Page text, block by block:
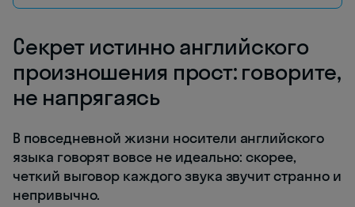
Секрет истинно английского
произношения прост: говорите,
не напрягаясь
В повседневной жизни носители английского
языка говорят вовсе не идеально: скорее,
четкий выговор каждого звука звучит странно и
непривычно.